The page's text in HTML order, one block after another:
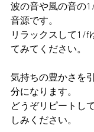
波の音や風の音の
音源です。
リラックスして1/f
てみてください。
気持ちの豊かさを
分になります。
どうぞリピートし
しみください。